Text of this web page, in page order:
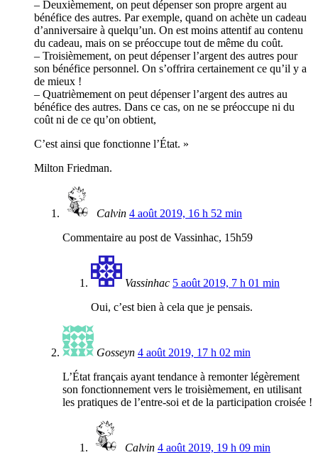
– Deuxièmement, on peut dépenser son propre argent au
bénéfice des autres. Par exemple, quand on achète un cadeau
d’anniversaire à quelqu’un. On est moins attentif au contenu
du cadeau, mais on se préoccupe tout de même du coût.
– Troisièmement, on peut dépenser l’argent des autres pour
son bénéfice personnel. On s’offrira certainement ce qu’il y a
de mieux !
– Quatrièmement on peut dépenser l’argent des autres au
bénéfice des autres. Dans ce cas, on ne se préoccupe ni du
coût ni de ce qu’on obtient,
C’est ainsi que fonctionne l’État. »
Milton Friedman.
Calvin 4 août 2019, 16 h 52 min
Commentaire au post de Vassinhac, 15h59
Vassinhac 5 août 2019, 7 h 01 min
Oui, c’est bien à cela que je pensais.
Gosseyn 4 août 2019, 17 h 02 min
L’État français ayant tendance à remonter légèrement
son fonctionnement vers le troisièmement, en utilisant
les pratiques de l’entre-soi et de la participation croisée !
Calvin 4 août 2019, 19 h 09 min